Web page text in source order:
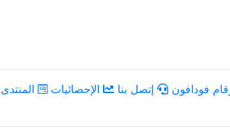
فودافون إتصل بنا الإحصائيات المنتدى